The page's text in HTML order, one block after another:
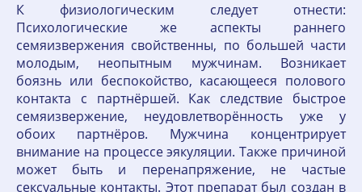
К физиологическим следует отнести:
Психологические же аспекты раннего
семяизвержения свойственны, по большей части
молодым, неопытным мужчинам. Возникает
боязнь или беспокойство, касающееся полового
контакта с партнёршей. Как следствие быстрое
семяизвержение, неудовлетворённость уже у
обоих партнёров. Мужчина концентрирует
внимание на процессе эякуляции. Также причиной
может быть и перенапряжение, не частые
сексуальные контакты. Этот препарат был создан в